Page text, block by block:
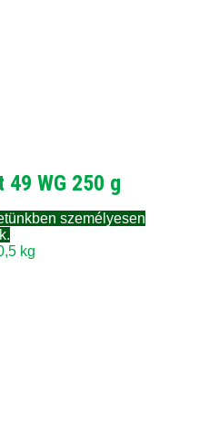
WG 250 g
személyesen